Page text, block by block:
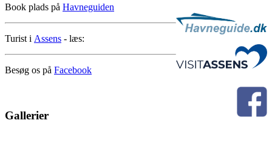
Book plads på Havneguiden
Turist i Assens - læs:
Besøg os på Facebook
Gallerier